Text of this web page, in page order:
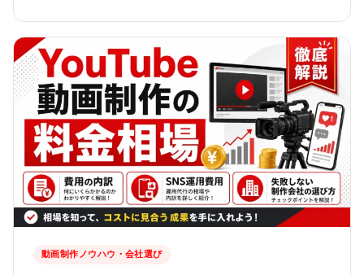
動画制作ノウハウ・会社選び